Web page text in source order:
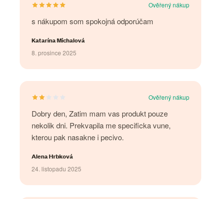
Ověřený nákup
s nákupom som spokojná odporúčam
Katarína Michalová
8. prosince 2025
Ověřený nákup
Dobry den, Zatim mam vas produkt pouze
nekolik dni. Prekvapila me specificka vune,
kterou pak nasakne i pecivo.
Alena Hrbková
24. listopadu 2025